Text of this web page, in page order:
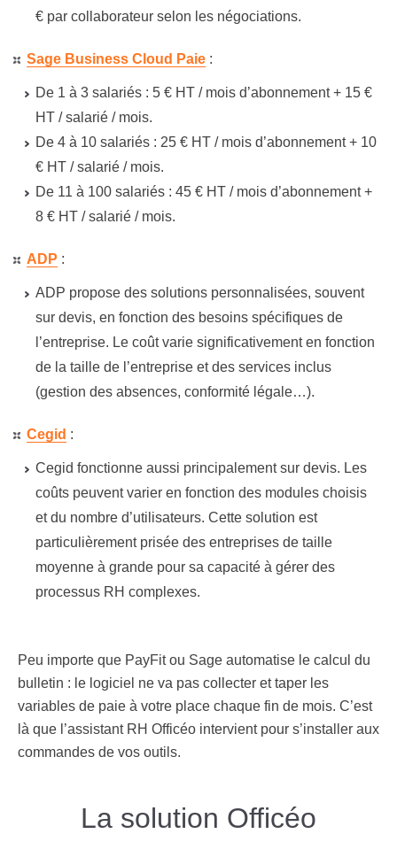
€ par collaborateur selon les négociations.
Sage Business Cloud Paie :
De 1 à 3 salariés : 5 € HT / mois d’abonnement + 15 €
HT / salarié / mois.
De 4 à 10 salariés : 25 € HT / mois d’abonnement + 10
€ HT / salarié / mois.
De 11 à 100 salariés : 45 € HT / mois d’abonnement +
8 € HT / salarié / mois.
ADP :
ADP propose des solutions personnalisées, souvent
sur devis, en fonction des besoins spécifiques de
l’entreprise. Le coût varie significativement en fonction
de la taille de l’entreprise et des services inclus
(gestion des absences, conformité légale…)​.
Cegid :
Cegid fonctionne aussi principalement sur devis. Les
coûts peuvent varier en fonction des modules choisis
et du nombre d’utilisateurs. Cette solution est
particulièrement prisée des entreprises de taille
moyenne à grande pour sa capacité à gérer des
processus RH complexes.
Peu importe que PayFit ou Sage automatise le calcul du
bulletin : le logiciel ne va pas collecter et taper les
variables de paie à votre place chaque fin de mois. C’est
là que l’assistant RH Officéo intervient pour s’installer aux
commandes de vos outils.
La solution Officéo